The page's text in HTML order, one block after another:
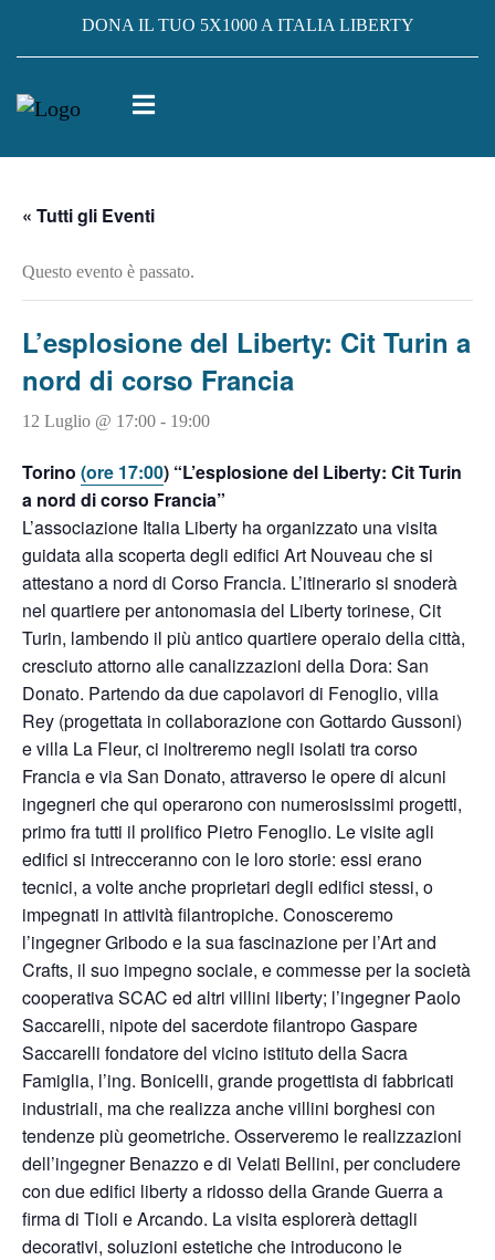
DONA IL TUO 5X1000 A ITALIA LIBERTY
« Tutti gli Eventi
Questo evento è passato.
L’esplosione del Liberty: Cit Turin a
nord di corso Francia
12 Luglio @ 17:00 - 19:00
Torino (ore 17:00) “L’esplosione del Liberty: Cit Turin
a nord di corso Francia”
L’associazione Italia Liberty ha organizzato una visita
guidata alla scoperta degli edifici Art Nouveau che si
attestano a nord di Corso Francia. L’itinerario si snoderà
nel quartiere per antonomasia del Liberty torinese, Cit
Turin, lambendo il più antico quartiere operaio della città,
cresciuto attorno alle canalizzazioni della Dora: San
Donato. Partendo da due capolavori di Fenoglio, villa
Rey (progettata in collaborazione con Gottardo Gussoni)
e villa La Fleur, ci inoltreremo negli isolati tra corso
Francia e via San Donato, attraverso le opere di alcuni
ingegneri che qui operarono con numerosissimi progetti,
primo fra tutti il prolifico Pietro Fenoglio. Le visite agli
edifici si intrecceranno con le loro storie: essi erano
tecnici, a volte anche proprietari degli edifici stessi, o
impegnati in attività filantropiche. Conosceremo
l’ingegner Gribodo e la sua fascinazione per l’Art and
Crafts, il suo impegno sociale, e commesse per la società
cooperativa SCAC ed altri villini liberty; l’ingegner Paolo
Saccarelli, nipote del sacerdote filantropo Gaspare
Saccarelli fondatore del vicino istituto della Sacra
Famiglia, l’ing. Bonicelli, grande progettista di fabbricati
industriali, ma che realizza anche villini borghesi con
tendenze più geometriche. Osserveremo le realizzazioni
dell’ingegner Benazzo e di Velati Bellini, per concludere
con due edifici liberty a ridosso della Grande Guerra a
firma di Tioli e Arcando. La visita esplorerà dettagli
decorativi, soluzioni estetiche che introducono le